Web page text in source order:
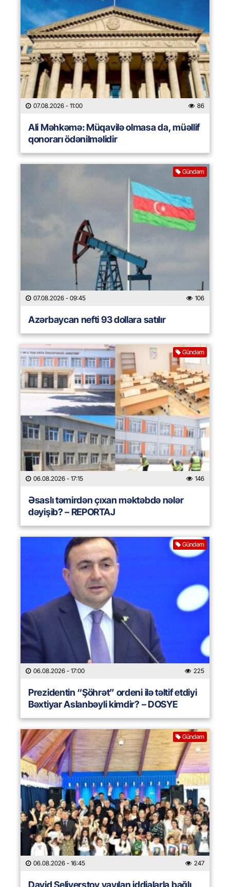
07.08.2026 - 11:00 86
Ali Məhkəmə: Müqavilə olmasa da, müəllif
qonorarı ödənilməlidir
Gündəm
07.08.2026 - 09:45 106
Azərbaycan nefti 93 dollara satılır
Gündəm
06.08.2026 - 17:15 146
Əsaslı təmirdən çıxan məktəbdə nələr
dəyişib? – REPORTAJ
Gündəm
06.08.2026 - 17:00 225
Prezidentin “Şöhrət” ordeni ilə təltif etdiyi
Bəxtiyar Aslanbəyli kimdir? – DOSYE
Gündəm
06.08.2026 - 16:45 247
David Seliverstov yayılan iddialarla bağlı